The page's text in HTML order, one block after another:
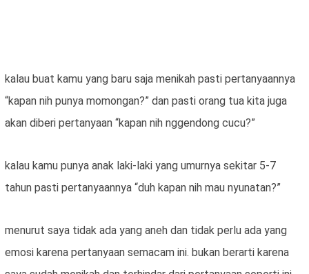
kalau buat kamu yang baru saja menikah pasti pertanyaannya
“kapan nih punya momongan?” dan pasti orang tua kita juga
akan diberi pertanyaan “kapan nih nggendong cucu?”
kalau kamu punya anak laki-laki yang umurnya sekitar 5-7
tahun pasti pertanyaannya “duh kapan nih mau nyunatan?”
menurut saya tidak ada yang aneh dan tidak perlu ada yang
emosi karena pertanyaan semacam ini. bukan berarti karena